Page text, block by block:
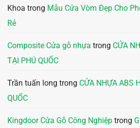
Khoa trong Mẫu Cửa Vòm Đẹp Cho
Rẻ
Composite Cửa gỗ nhựa trong CỬA
TẠI PHÚ QUỐC
Trần tuấn long trong CỬA NHỰA ABS
QUỐC
Kingdoor Cửa Gỗ Công Nghiệp trong